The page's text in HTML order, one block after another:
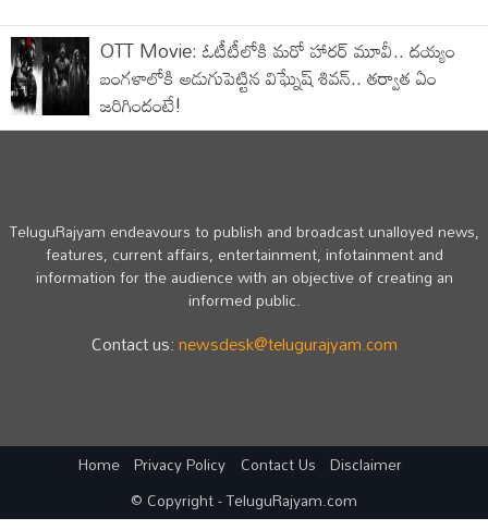
OTT Movie: ఓటీటీలోకి మరో హార‌ర్ మూవీ.. ద‌య్యం
బంగ‌ళాలోకి అడుగుపెట్టిన విఘ్నేష్ శివ‌న్.. తర్వాత ఏం
జరిగిందంటే!
TeluguRajyam endeavours to publish and broadcast unalloyed news,
features, current affairs, entertainment, infotainment and
information for the audience with an objective of creating an
informed public.
Contact us:newsdesk@telugurajyam.com
Home Privacy Policy Contact Us Disclaimer
© Copyright - TeluguRajyam.com